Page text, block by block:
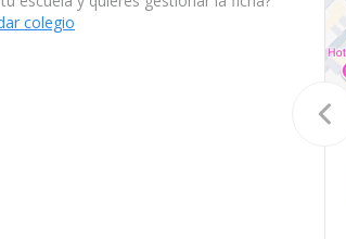
colegio